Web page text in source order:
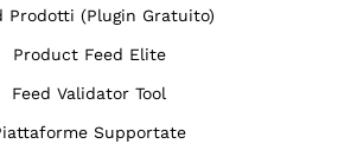
Prodotti (Plugin Gratuito)
Product Feed Elite
Feed Validator Tool
Supportate